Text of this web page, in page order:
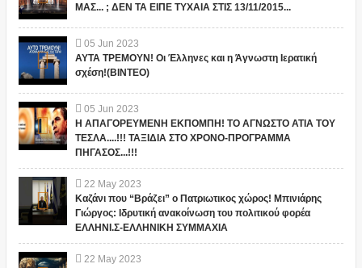
ΜΑΣ... ; ΔΕΝ ΤΑ ΕΙΠΕ ΤΥΧΑΙΑ ΣΤΙΣ 13/11/2015...
05 Jun 2023
ΑΥΤΑ ΤΡΕΜΟΥΝ! Οι Έλληνες και η Άγνωστη Ιερατική
σχέση!(ΒΙΝΤΕΟ)
05 Jun 2023
Η ΑΠΑΓΟΡΕΥΜΕΝΗ ΕΚΠΟΜΠΗ! ΤΟ ΑΓΝΩΣΤΟ ΑΤΙΑ ΤΟΥ
ΤΕΣΛΑ....!!! ΤΑΞΙΔΙΑ ΣΤΟ ΧΡΟΝΟ-ΠΡΟΓΡΑΜΜΑ
ΠΗΓΑΣΟΣ...!!!
22 May 2023
Καζάνι που “Βράζει” ο Πατριωτικος χώρος! Μπινιάρης
Γιώργος: Ιδρυτική ανακοίνωση του πολιτικού φορέα
ΕΛΛΗΝΙ.Σ-ΕΛΛΗΝΙΚΗ ΣΥΜΜΑΧΙΑ
22 May 2023